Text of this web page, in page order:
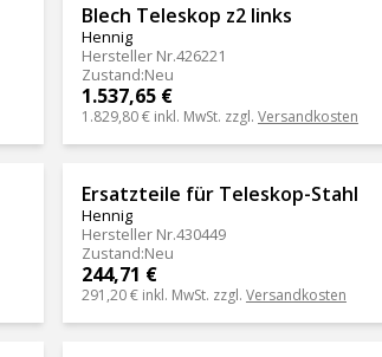
Blech Teleskop z2 links
Hennig
Hersteller Nr.426221
Zustand:Neu
1.537,65 €
1.829,80 € inkl. MwSt. zzgl. Versandkosten
Ersatzteile für Teleskop-Stahl
Hennig
Hersteller Nr.430449
Zustand:Neu
244,71 €
291,20 € inkl. MwSt. zzgl. Versandkosten